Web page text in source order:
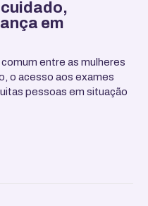
em
entre as mulheres
o acesso aos exames
pessoas em situação